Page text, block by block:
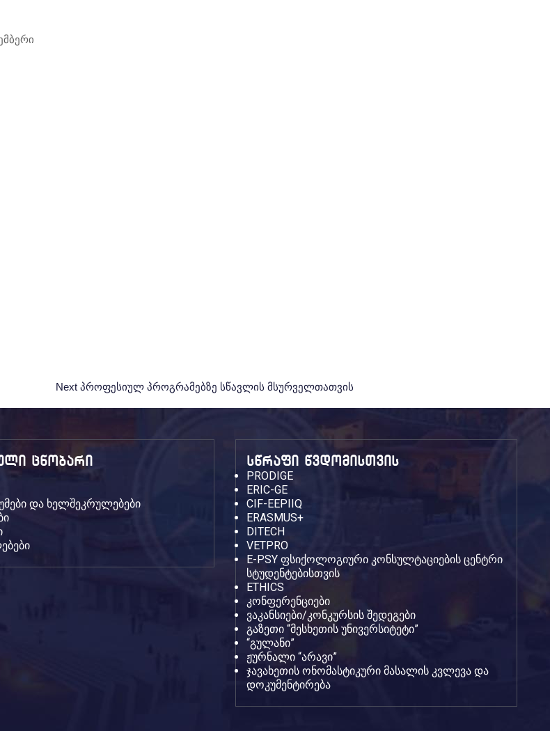
Next Next
პროფესიულ პროგრამებზე სწავლის მსურველთათვის
ცნობარი
და ხელშეკრულებები
სწრაფი წვდომისთვის
PRODIGE
ERIC-GE
CIF-EEPIIQ
ERASMUS+
DITECH
VETPRO
E-PSY ფსიქოლოგიური კონსულტაციების ცენტრი
სტუდენტებისთვის
ETHICS
კონფერენციები
ვაკანსიები/კონკურსის შედეგები
გაზეთი “მესხეთის უნივერსიტეტი”
“გულანი”
ჟურნალი “არავი”
ჯავახეთის ონომასტიკური მასალის კვლევა და
დოკუმენტირება